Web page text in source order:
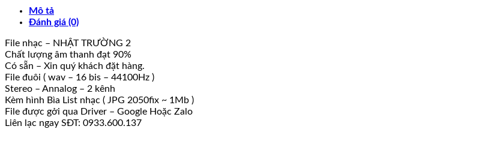
lượngMô tả
Đánh giá (0)
File nhạc – NHẬT TRƯỜNG 2
Chất lượng âm thanh đạt 90%
Có sẵn – Xin quý khách đặt hàng.
File đuôi ( wav – 16 bis – 44100Hz )
Stereo – Annalog – 2 kênh
Kèm hình Bìa List nhạc ( JPG 2050fix ~ 1Mb )
File được gởi qua Driver – Google Hoặc Zalo
Liên lạc ngay SĐT: 0933.600.137